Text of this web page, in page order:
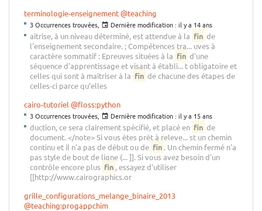
terminologie-enseignement@teaching
3 Occurrences trouvées, Dernière modification : il y a 14 ans
aîtrise, à un niveau déterminé, est attendue à la fin de
l'enseignement secondaire. ; Compétences tra... uves à
caractère sommatif : Epreuves situées à la fin d'une
séquence d'apprentissage et visant à établi... t obligatoire et
celles qui sont à maîtriser à la fin de chacune des étapes de
celles-ci parce qu’elles
cairo-tutoriel @floss:python
3 Occurrences trouvées, Dernière modification : il y a 15 ans
duction, ce sera clairement spécifié, et placé en fin de
document. </note> Si vous êtes prêt à releve... st un chemin
continu et il n'a pas de début ou de fin . Un chemin fermé n'a
pas style de bout de ligne (... ]]. Si vous avez besoin d'un
contrôle encore plus fin , essayez d'utiliser
[[http://www.cairographics.or
grille_configurations_melange_binaire_2013
@teaching:progappchim